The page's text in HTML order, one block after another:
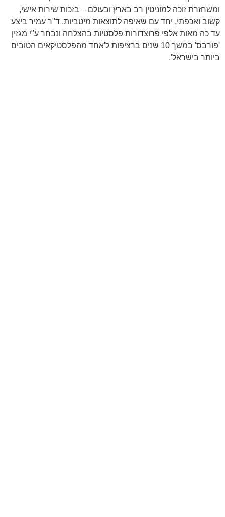
ומשחזרת זוכה למוניטין רב בארץ ובעולם – בזכות שירות אישי,
קשוב ואכפתי, יחד עם שאיפה לתוצאות מיטביות. ד"ר עמיר ביצע
עד כה מאות אלפי פרוצדורות פלסטיות בהצלחה ונבחר ע"י מגזין
'פורבס' במשך 10 שנים ברציפות ל'אחד מהפלסטיקאים הטובים
ביותר בישראל'.